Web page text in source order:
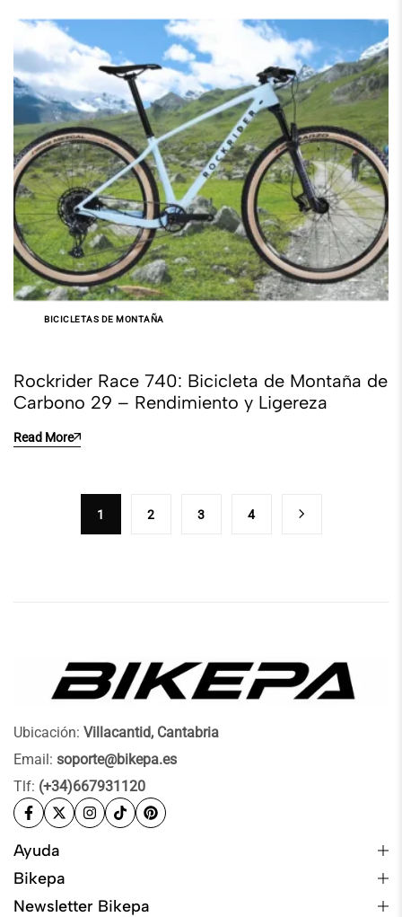
BICICLETAS DE MONTAÑA
Rockrider Race 740: Bicicleta de Montaña de
Carbono 29 – Rendimiento y Ligereza
Read More
1 2 3 4
Ubicación: Villacantid, Cantabria
Email: soporte@bikepa.es
Tlf: (+34)667931120
Ayuda
Bikepa
Newsletter Bikepa